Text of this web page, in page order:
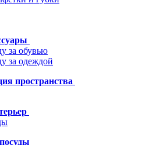
за обувью
за одеждой
пространства